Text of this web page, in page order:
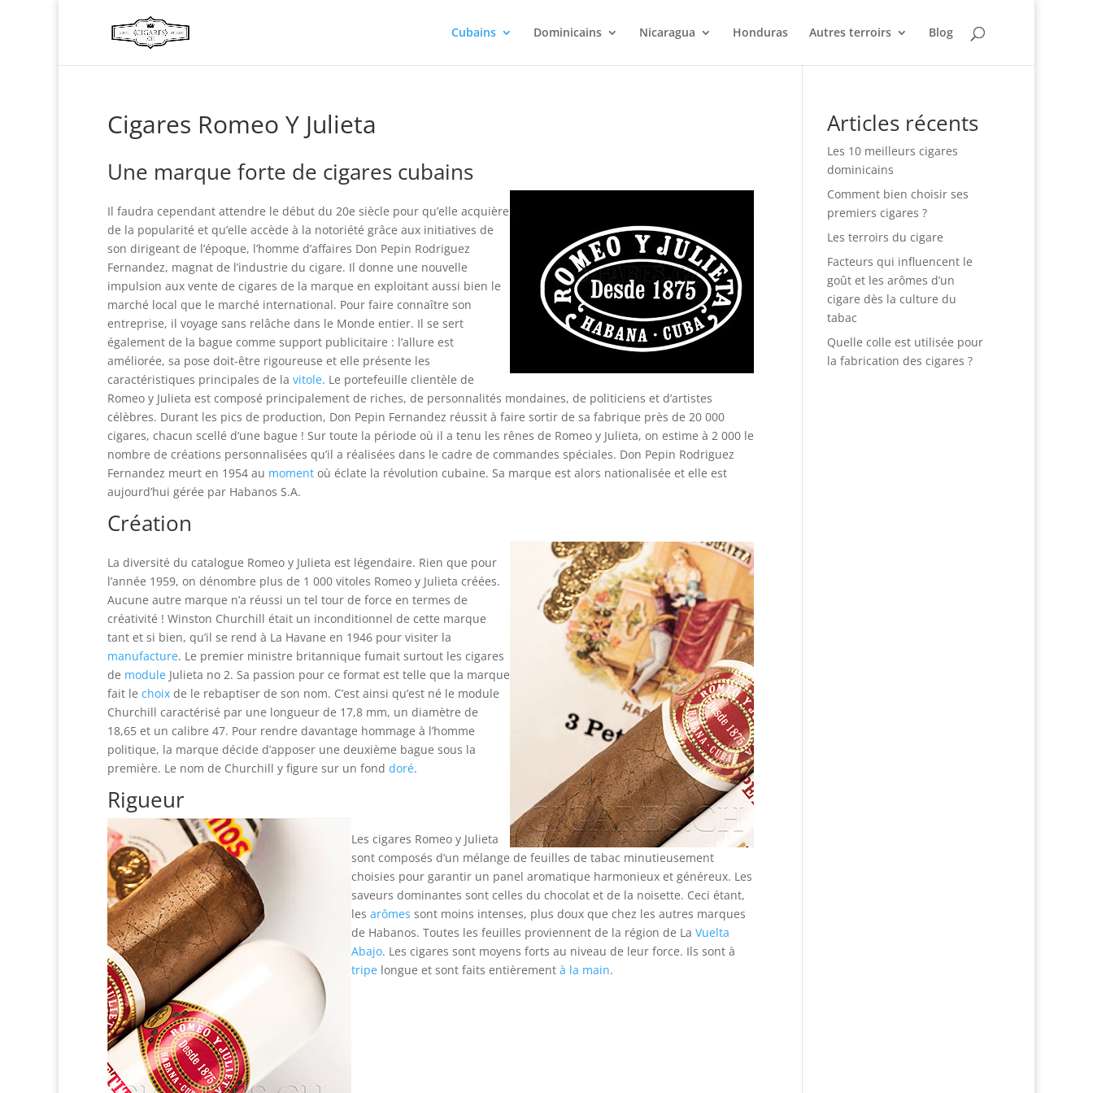
Cubains Dominicains Nicaragua Honduras Autres terroirs Blog
Cigares Romeo Y Julieta
Une marque forte de cigares cubains
Il faudra cependant attendre le début du 20e siècle pour qu’elle acquière
de la popularité et qu’elle accède à la notoriété grâce aux initiatives de
son dirigeant de l’époque, l’homme d’affaires Don Pepin Rodriguez
Fernandez, magnat de l’industrie du cigare. Il donne une nouvelle
impulsion aux vente de cigares de la marque en exploitant aussi bien le
marché local que le marché international. Pour faire connaître son
entreprise, il voyage sans relâche dans le Monde entier. Il se sert
également de la bague comme support publicitaire : l’allure est
améliorée, sa pose doit-être rigoureuse et elle présente les
caractéristiques principales de la vitole. Le portefeuille clientèle de
Romeo y Julieta est composé principalement de riches, de personnalités mondaines, de politiciens et d’artistes
célèbres. Durant les pics de production, Don Pepin Fernandez réussit à faire sortir de sa fabrique près de 20 000
cigares, chacun scellé d’une bague ! Sur toute la période où il a tenu les rênes de Romeo y Julieta, on estime à 2 000 le
nombre de créations personnalisées qu’il a réalisées dans le cadre de commandes spéciales. Don Pepin Rodriguez
Fernandez meurt en 1954 au moment où éclate la révolution cubaine. Sa marque est alors nationalisée et elle est
aujourd’hui gérée par Habanos S.A.
Création
La diversité du catalogue Romeo y Julieta est légendaire. Rien que pour
l’année 1959, on dénombre plus de 1 000 vitoles Romeo y Julieta créées.
Aucune autre marque n’a réussi un tel tour de force en termes de
créativité ! Winston Churchill était un inconditionnel de cette marque
tant et si bien, qu’il se rend à La Havane en 1946 pour visiter la
manufacture. Le premier ministre britannique fumait surtout les cigares
de module Julieta no 2. Sa passion pour ce format est telle que la marque
fait le choix de le rebaptiser de son nom. C’est ainsi qu’est né le module
Churchill caractérisé par une longueur de 17,8 mm, un diamètre de
18,65 et un calibre 47. Pour rendre davantage hommage à l’homme
politique, la marque décide d’apposer une deuxième bague sous la
première. Le nom de Churchill y figure sur un fond doré.
Rigueur
Les cigares Romeo y Julieta
sont composés d’un mélange de feuilles de tabac minutieusement
choisies pour garantir un panel aromatique harmonieux et généreux. Les
saveurs dominantes sont celles du chocolat et de la noisette. Ceci étant,
les arômes sont moins intenses, plus doux que chez les autres marques
de Habanos. Toutes les feuilles proviennent de la région de La Vuelta
Abajo. Les cigares sont moyens forts au niveau de leur force. Ils sont à
tripe longue et sont faits entièrement à la main.
Articles récents
Les 10 meilleurs cigares
dominicains
Comment bien choisir ses
premiers cigares ?
Les terroirs du cigare
Facteurs qui influencent le
goût et les arômes d’un
cigare dès la culture du
tabac
Quelle colle est utilisée pour
la fabrication des cigares ?